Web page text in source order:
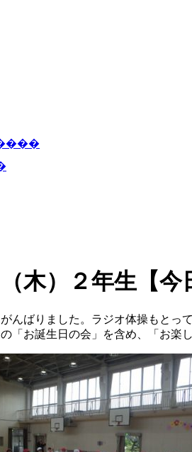
木）２年生【今
んばりました。ラジオ体操もとっ
「お誕生日の会」を含め、「お楽